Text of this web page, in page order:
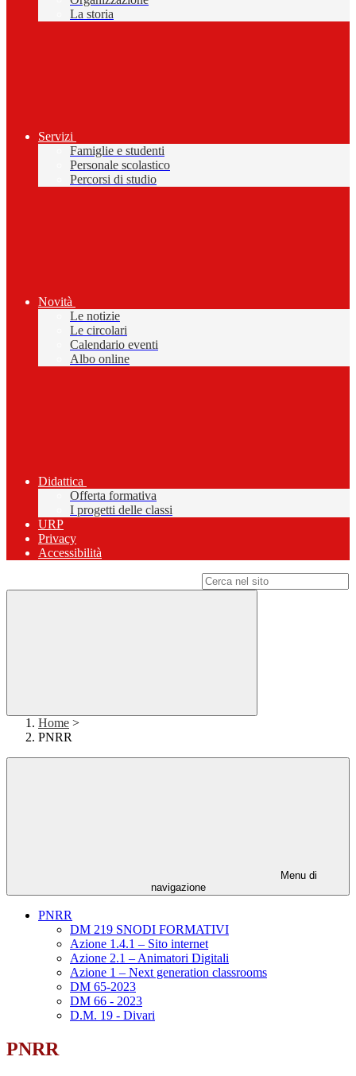
La storia
Servizi
Famiglie e studenti
Personale scolastico
Percorsi di studio
Novità
Le notizie
Le circolari
Calendario eventi
Albo online
Didattica
Offerta formativa
I progetti delle classi
URP
Privacy
Accessibilità
Home >
PNRR
Menu di
navigazione
PNRR
DM 219 SNODI FORMATIVI
Azione 1.4.1 – Sito internet
Azione 2.1 – Animatori Digitali
Azione 1 – Next generation classrooms
DM 65-2023
DM 66 - 2023
D.M. 19 - Divari
PNRR